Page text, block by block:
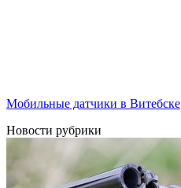
Мобильные датчики в Витебске
Новости рубрики